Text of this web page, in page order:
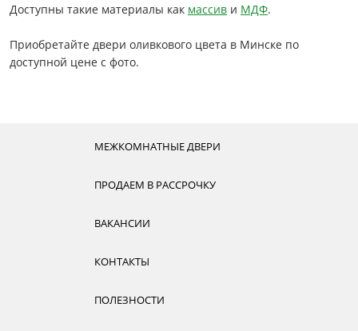
Доступны такие материалы как массив и МДФ.
Приобретайте двери оливкового цвета в Минске по
доступной цене с фото.
МЕЖКОМНАТНЫЕ ДВЕРИ
ПРОДАЕМ В РАССРОЧКУ
ВАКАНСИИ
КОНТАКТЫ
ПОЛЕЗНОСТИ